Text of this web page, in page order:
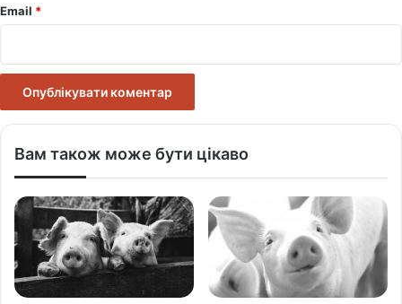
Email *
Вам також може бути цікаво